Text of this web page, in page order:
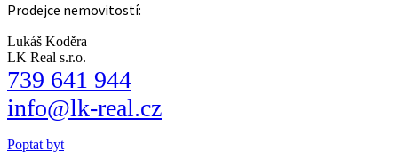
Prodejce nemovitostí:
Lukáš Koděra
LK Real s.r.o.
739 641 944
info@lk-real.cz
Poptat byt